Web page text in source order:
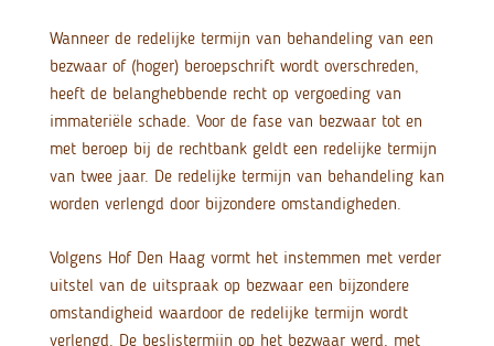
Wanneer de redelijke termijn van behandeling van een
bezwaar of (hoger) beroepschrift wordt overschreden,
heeft de belanghebbende recht op vergoeding van
immateriële schade. Voor de fase van bezwaar tot en
met beroep bij de rechtbank geldt een redelijke termijn
van twee jaar. De redelijke termijn van behandeling kan
worden verlengd door bijzondere omstandigheden.
Volgens Hof Den Haag vormt het instemmen met verder
uitstel van de uitspraak op bezwaar een bijzondere
omstandigheid waardoor de redelijke termijn wordt
verlengd. De beslistermijn op het bezwaar werd, met